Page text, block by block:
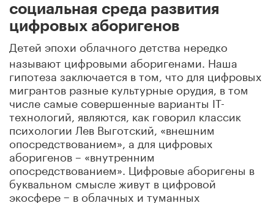
социальная среда развития
цифровых аборигенов
Детей эпохи облачного детства нередко
называют цифровыми аборигенами. Наша
гипотеза заключается в том, что для цифровых
мигрантов разные культурные орудия, в том
числе самые совершенные варианты IT-
технологий, являются, как говорил классик
психологии Лев Выготский, «внешним
опосредствованием», а для цифровых
аборигенов – «внутренним
опосредствованием». Цифровые аборигены в
буквальном смысле живут в цифровой
экосфере − в облачных и туманных